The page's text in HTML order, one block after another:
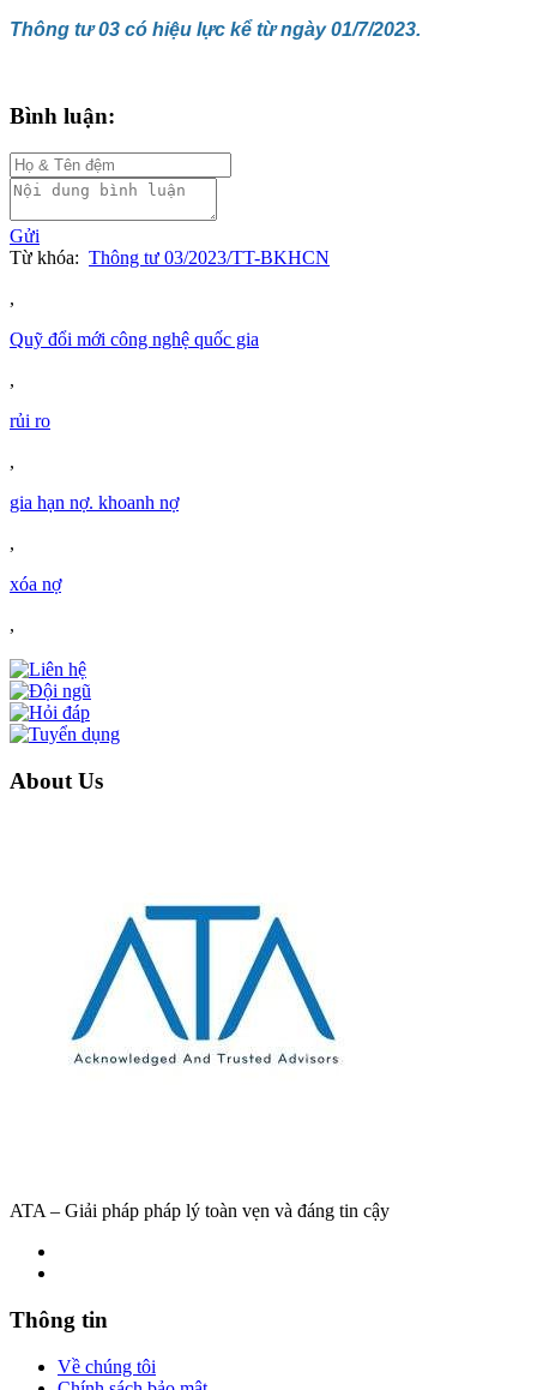
Thông tư 03 có hiệu lực kể từ ngày 01/7/2023.
Bình luận:
Gửi
Từ khóa: Thông tư 03/2023/TT-BKHCN
,
Quỹ đổi mới công nghệ quốc gia
,
rủi ro
,
gia hạn nợ. khoanh nợ
,
xóa nợ
,
About Us
ATA – Giải pháp pháp lý toàn vẹn và đáng tin cậy
Thông tin
Về chúng tôi